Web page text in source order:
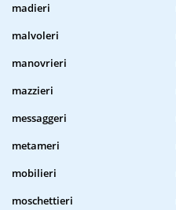
madieri
malvoleri
manovrieri
mazzieri
messaggeri
metameri
mobilieri
moschettieri